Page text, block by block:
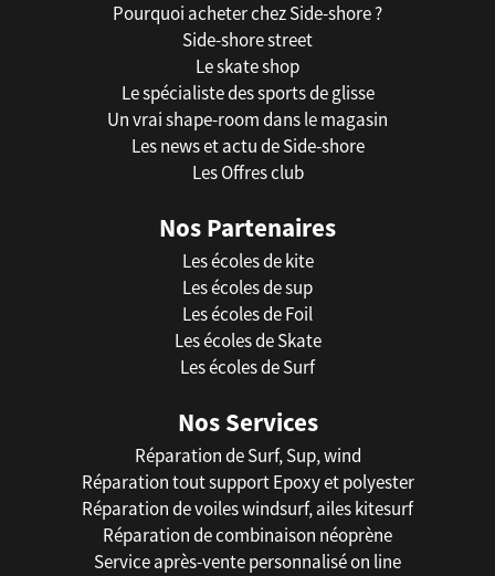
Pourquoi acheter chez Side-shore ?
Side-shore street
Le skate shop
Le spécialiste des sports de glisse
Un vrai shape-room dans le magasin
Les news et actu de Side-shore
Les Offres club
Nos Partenaires
Les écoles de kite
Les écoles de sup
Les écoles de Foil
Les écoles de Skate
Les écoles de Surf
Nos Services
Réparation de Surf, Sup, wind
Réparation tout support Epoxy et polyester
Réparation de voiles windsurf, ailes kitesurf
Réparation de combinaison néoprène
Service après-vente personnalisé on line